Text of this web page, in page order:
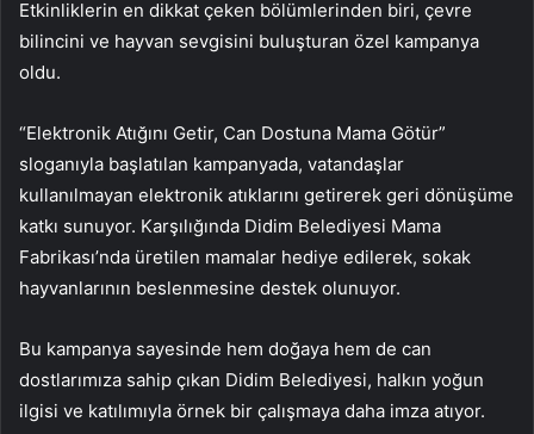
Etkinliklerin en dikkat çeken bölümlerinden biri, çevre
bilincini ve hayvan sevgisini buluşturan özel kampanya
oldu.
“Elektronik Atığını Getir, Can Dostuna Mama Götür”
sloganıyla başlatılan kampanyada, vatandaşlar
kullanılmayan elektronik atıklarını getirerek geri dönüşüme
katkı sunuyor. Karşılığında Didim Belediyesi Mama
Fabrikası’nda üretilen mamalar hediye edilerek, sokak
hayvanlarının beslenmesine destek olunuyor.
Bu kampanya sayesinde hem doğaya hem de can
dostlarımıza sahip çıkan Didim Belediyesi, halkın yoğun
ilgisi ve katılımıyla örnek bir çalışmaya daha imza atıyor.